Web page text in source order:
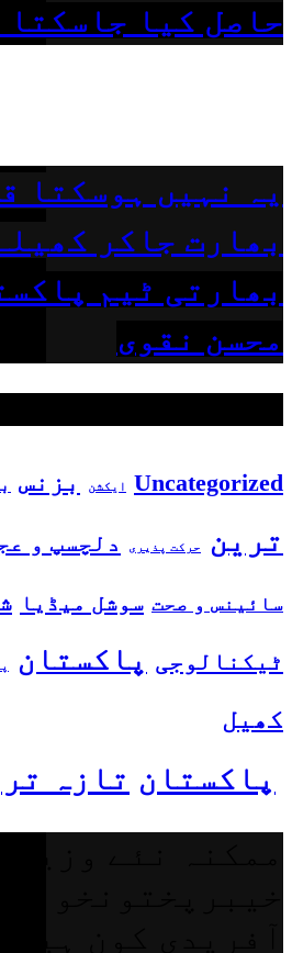
حاصل کیا
یہ نہیں ہوسکتا
بھارت جاکر
بھارتی ٹیم
محسن نقوی
Uncategorized ایکشن بزنس
ترین
حرکت پذیری دلچسپ و
سائینس و صحت سوشل میڈیا
ٹیکنالوجی پاکستان
کھیل
پاکستان تازہ